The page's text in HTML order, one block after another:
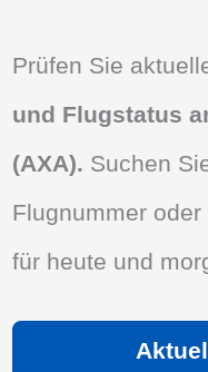
Prüfen Sie
und Flugstatus
(AXA). Suchen
Flugnummer
für heute und